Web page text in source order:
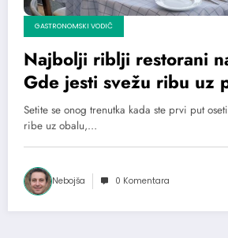
GASTRONOMSKI VODIČ
Najbolji riblji restorani
Gde jesti svežu ribu uz
pogled
Setite se onog trenutka kada ste prvi put
ribe uz obalu,…
Nebojša 0 Komentara